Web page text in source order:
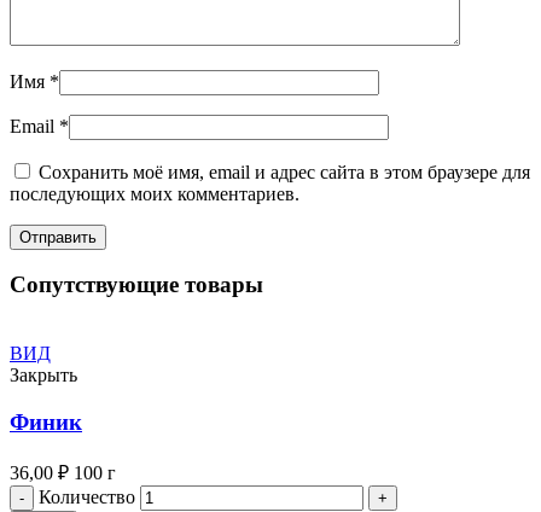
Имя *
Email *
Сохранить моё имя, email и адрес сайта в этом браузере для
последующих моих комментариев.
Сопутствующие товары
ВИД
Закрыть
Финик
36,00 ₽ 100 г
Количество